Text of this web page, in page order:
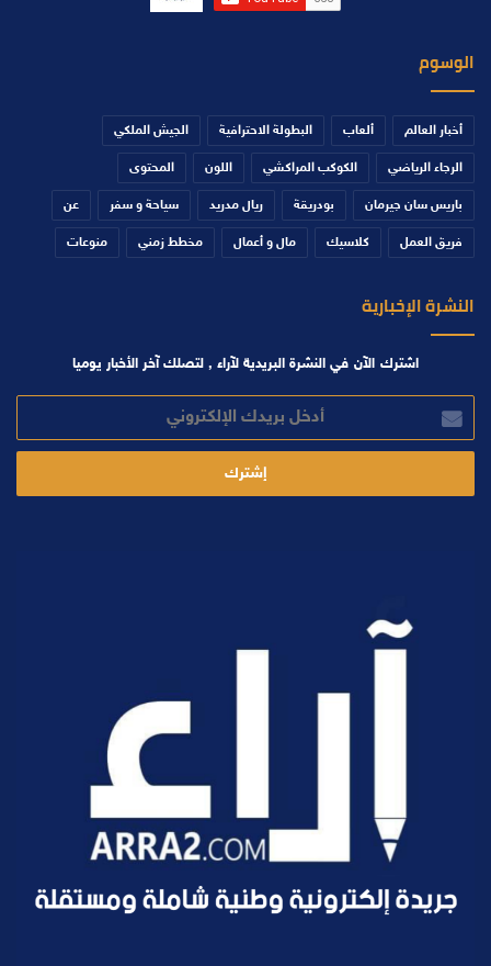
الوسوم
أخبار العالم ألعاب البطولة الاحترافية الجيش الملكي
الرجاء الرياضي الكوكب المراكشي اللون المحتوى
باريس سان جيرمان بودريقة ريال مدريد سياحة و سفر عن
فريق العمل كلاسيك مال و أعمال مخطط زمني منوعات
النشرة الإخبارية
اشترك الآن في النشرة البريدية لآراء , لتصلك آخر الأخبار يوميا
بريدك
الإلكتروني